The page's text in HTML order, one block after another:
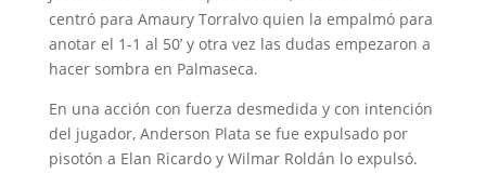
centró para Amaury Torralvo quien la empalmó para
anotar el 1-1 al 50’ y otra vez las dudas empezaron a
hacer sombra en Palmaseca.
En una acción con fuerza desmedida y con intención
del jugador, Anderson Plata se fue expulsado por
pisotón a Elan Ricardo y Wilmar Roldán lo expulsó.